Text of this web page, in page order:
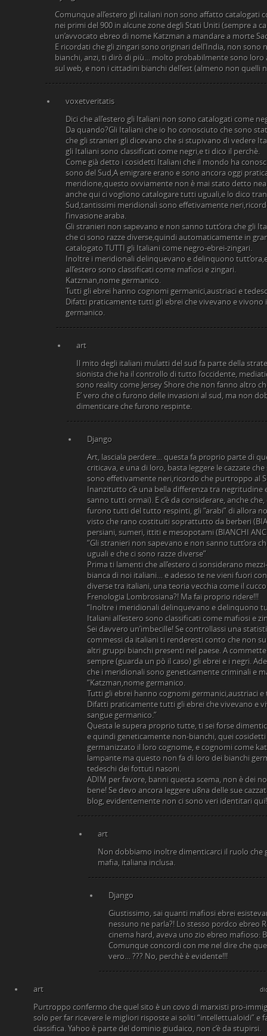
Comunque all’estero gli italiani non sono affatto catalogati
nei primi del 900 in alcune zone degli Stati Uniti (sempre a
un’avvocato ebreo di nome Katzman a mandare a morte
E ricordati che gli zingari sono originari dell’India, non sono
bianchi, anzi, ti dirò di più… molto probabilmente sono loro
sul web, e non i cittadini bianchi dell’est (almeno non quelli
voxetveritatis
Dici che all’estero gli Italiani non sono catalogati come
Da quando?Gli Italiani che io ho conosciuto che sono
che gli stranieri gli dicevano che si stupivano di vedere
gli Italiani sono classificati come negri,e ti dico il perchè.
Come già detto i cosidetti Italiani che il mondo ha
sono del Sud,A emigrare erano e sono ancora oggi
meridione,questo ovviamente non è mai stato detto
anche qui ci vogliono catalogare tutti uguali,e lo dico
Sud,tantissimi meridionali sono effetivamente
l’invasione araba.
Gli stranieri non sapevano e non sanno tutt’ora che gli
che ci sono razze diverse,quindi automaticamente in
catalogato TUTTI gli Italiani come negro-ebrei-zingari.
Inoltre i meridionali delinquevano e delinquono
all’estero sono classificati come mafiosi e zingari.
Katzman,nome germanico.
Tutti gli ebrei hanno cognomi germanici,austriaci e
Difatti praticamente tutti gli ebrei che vivevano e vivono
germanico.
art
Il mito degli italiani mulatti del sud fa parte della
sionista che ha il controllo di tutto l’occidente,
sono reality come Jersey Shore che non fanno altro
E’ vero che ci furono delle invasioni al sud, ma non
dimenticare che furono respinte.
Django
Art, lasciala perdere… questa fa proprio parte di
criticava, e una di loro, basta leggere le cazzate
sono effetivamente neri,ricordo che purtroppo al
Inanzitutto c’è una bella differenza tra
sanno tutti ormai). E c’è da considerare, anche
furono tutti del tutto respinti, gli “arabi” di allora
visto che rano costituiti soprattutto da berberi
persiani, sumeri, ittiti e mesopotami (BIANCHI
“Gli stranieri non sapevano e non sanno tutt’ora
uguali e che ci sono razze diverse”
Prima ti lamenti che all’estero ci sonsiderano
bianca di noi italiani… e adesso te ne vieni fuori con
diverse tra italiani, una teoria vecchia come il
Frenologia Lombrosiana?! Ma fai proprio ridere!!!
“Inoltre i meridionali delinquevano e delinquono
Italiani all’estero sono classificati come mafiosi e
Sei davvero un’imbecille! Se controllassi una
commessi da italiani ti renderesti conto che non
altri gruppi bianchi presenti nel paese. A
sempre (guarda un pò il caso) gli ebrei e i negri.
che i meridionali sono geneticamente criminali e
“Katzman,nome germanico.
Tutti gli ebrei hanno cognomi germanici,austriaci e
Difatti praticamente tutti gli ebrei che vivevano e
sangue germanico.”
Questa le supera proprio tutte, ti sei forse
e quindi geneticamente non-bianchi, quei
germanizzato il loro cognome, e cognomi come
lampante ma questo non fa di loro dei bianchi
tedeschi dei fottuti nasoni.
ADIM per favore, banni questa scema, non è dei
bene! Se devo ancora leggere u8na delle sue
blog, evidentemente non ci sono veri identitari
art
Non dobbiamo inoltre dimenticarci il ruolo che
mafia, italiana inclusa.
Django
Giustissimo, sai quanti mafiosi ebrei
nessuno ne parla?! Lo stesso pordco ebreo
cinema hard, aveva uno zio ebreo mafioso:
Comunque concordi con me nel dire che
vero… ??? No, perchè è evidente!!!
art
Purtroppo confermo che quel sito è un covo di marxisti pro-
solo per far ricevere le migliori risposte ai soliti “intellettualoidi” e
classifica. Yahoo è parte del dominio giudaico, non c’è da stupirsi.